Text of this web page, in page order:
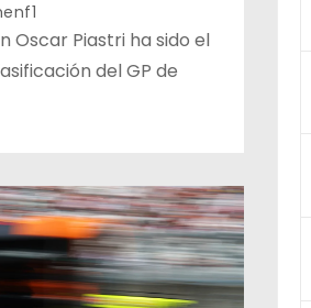
Oscar Piastri ha sido el
del GP de